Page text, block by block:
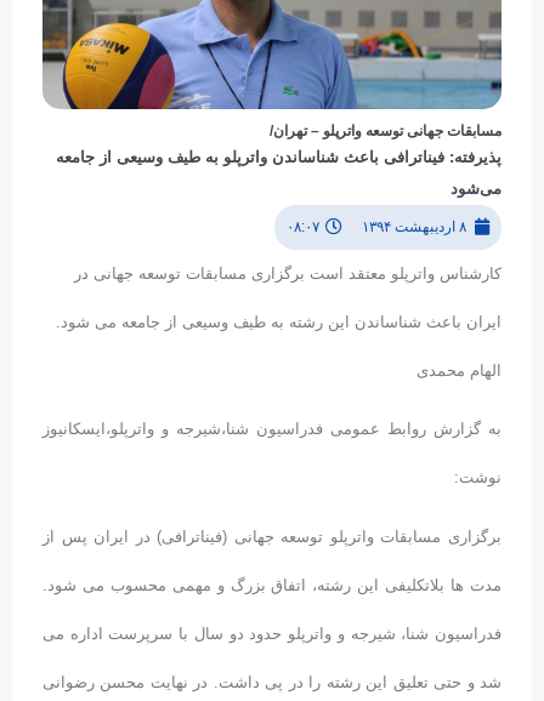
مسابقات جهانی توسعه واترپلو – تهران/
پذیرفته: فیناترافی باعث شناساندن واترپلو به طیف وسیعی از جامعه
می‌شود
۸ اردیبهشت ۱۳۹۴ ۰۸:۰۷
کارشناس واترپلو معتقد است برگزاری مسابقات توسعه جهانی در
ایران باعث شناساندن این رشته به طیف وسیعی از جامعه می شود.
الهام محمدی
به گزارش روابط عمومی فدراسیون شنا،شیرجه و واترپلو،ایسکانیوز
نوشت:
برگزاری مسابقات واترپلو توسعه جهانی (فیناترافی) در ایران پس از
مدت ها بلاتکلیفی این رشته، اتفاق بزرگ و مهمی محسوب می شود.
فدراسیون شنا، شیرجه و واترپلو حدود دو سال با سرپرست اداره می
شد و حتی تعلیق این رشته را در پی داشت. در نهایت محسن رضوانی